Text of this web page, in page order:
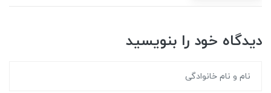
دیدگاه خود را بنویسید